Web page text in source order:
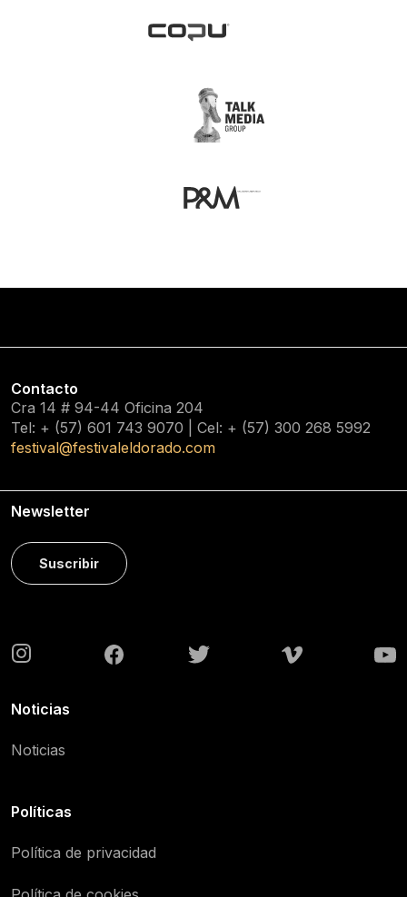
Contacto
Cra 14 # 94-44 Oficina 204
Tel: + (57) 601 743 9070 | Cel: + (57) 300 268 5992
festival@festivaleldorado.com
Newsletter
Suscribir
Noticias
Noticias
Políticas
Política de privacidad